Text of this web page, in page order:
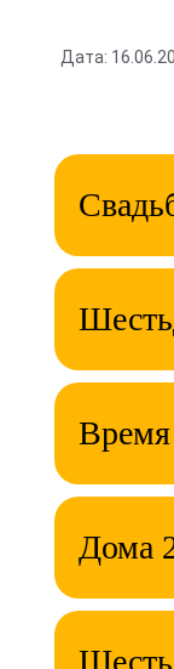
Дата:
Время
Дома